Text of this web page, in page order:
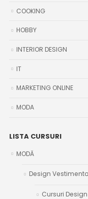
COOKING
HOBBY
INTERIOR DESIGN
IT
MARKETING ONLINE
MODA
LISTA CURSURI
MODĂ
Design
Cursuri